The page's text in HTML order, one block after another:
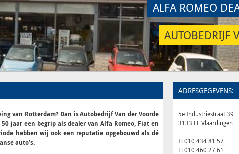
ALFA ROMEO
AUTOBEDRIJF
van Rotterdam? Dan is Autobedrijf Van der Voorde
jaar een begrip als dealer van Alfa Romeo, Fiat en
hebben wij ook een reputatie opgebouwd als dé
auto’s.
ADRESGEGEVENS:
5e Industriestraat 39
3133 EL Vlaardingen
T: 010 434 81 57
F: 010 460 27 61